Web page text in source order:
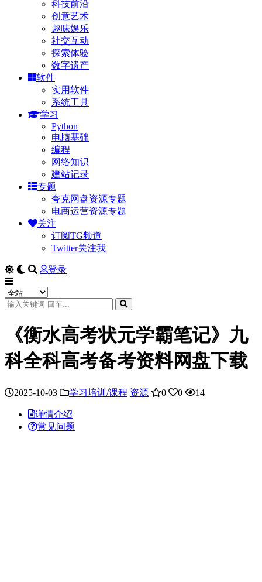
科技前沿
创意艺术
趣味娱乐
社交互动
探索体验
数字遗产
软件
实用软件
系统工具
学习
Python
电脑基础
编程
网络知识
建站记录
专题
夸克网盘资源专题
电商运营资源专题
关注
订阅TG频道
Twitter关注我
登录
《衡水高考状元学霸笔记》九
科全科高考备考资料网盘下载
2025-10-03 学习培训/课程 资源 0 0 14
详情介绍
常见问题